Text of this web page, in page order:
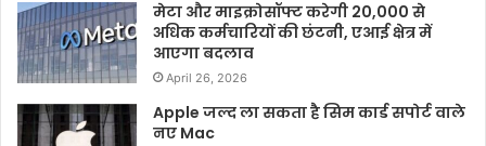
मेटा और माइक्रोसॉफ्ट करेगी 20,000 से
अधिक कर्मचारियों की छंटनी, एआई क्षेत्र में
आएगा बदलाव
April 26, 2026
Apple जल्द ला सकता है सिम कार्ड सपोर्ट वाले
नए Mac